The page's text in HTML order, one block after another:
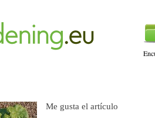
Me gusta el artículo